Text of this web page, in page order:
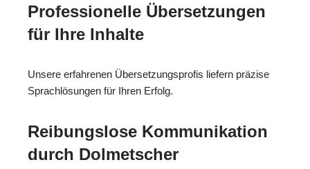
Professionelle Übersetzungen
für Ihre Inhalte
Unsere erfahrenen Übersetzungsprofis liefern präzise
Sprachlösungen für Ihren Erfolg.
Reibungslose Kommunikation
durch Dolmetscher